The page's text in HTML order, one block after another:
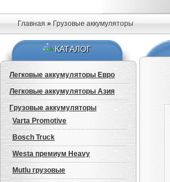
Главная » Грузовые аккумуляторы
КАТАЛОГ
Легковые аккумуляторы Евро
Легковые аккумуляторы Азия
Грузовые аккумуляторы
Varta Promotive
Bosch Truck
Westa премиум Heavy
Mutlu грузовые